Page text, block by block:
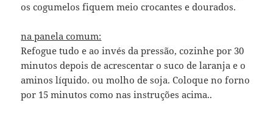
os cogumelos fiquem meio crocantes e dourados.
na panela comum:
Refogue tudo e ao invés da pressão, cozinhe por 30
minutos depois de acrescentar o suco de laranja e o
aminos líquido. ou molho de soja. Coloque no forno
por 15 minutos como nas instruções acima..